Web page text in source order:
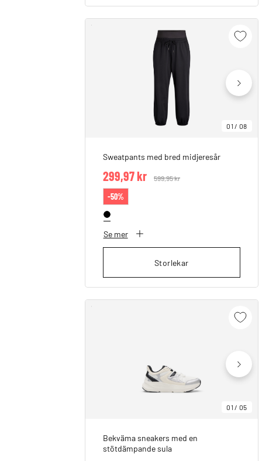
01/ 08
Sweatpants med bred midjeresår
Price reduced from
599,95 krto
299,97 kr
-50%
Se mer
Storlekar
01/ 05
Bekväma sneakers med en
stötdämpande sula